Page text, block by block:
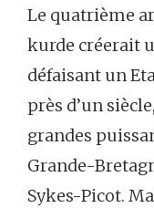
Le quatrième
kurde créerait
défaisant un
près d’un
grandes
Grande-
Sykes-Picot.